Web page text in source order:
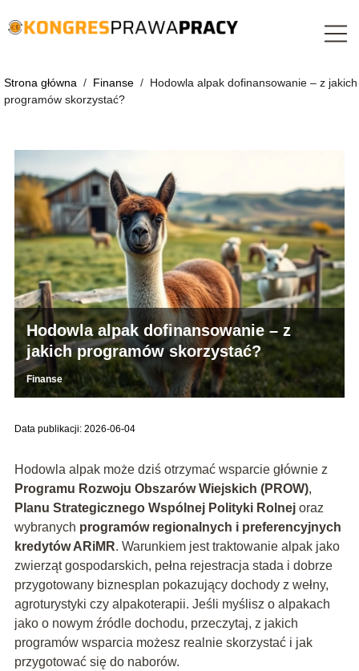
Strona główna / Finanse / Hodowla alpak dofinansowanie – z jakich
programów skorzystać?
Hodowla alpak dofinansowanie – z
jakich programów skorzystać?
Finanse
Data publikacji: 2026-06-04
Hodowla alpak może dziś otrzymać wsparcie głównie z
Programu Rozwoju Obszarów Wiejskich (PROW),
Planu Strategicznego Wspólnej Polityki Rolnejoraz
wybranych programów regionalnych i preferencyjnych
kredytów ARiMR. Warunkiem jest traktowanie alpak jako
zwierząt gospodarskich, pełna rejestracja stada i dobrze
przygotowany biznesplan pokazujący dochody z wełny,
agroturystyki czy alpakoterapii. Jeśli myślisz o alpakach
jako o nowym źródle dochodu, przeczytaj, z jakich
programów wsparcia możesz realnie skorzystać i jak
przygotować się do naborów.